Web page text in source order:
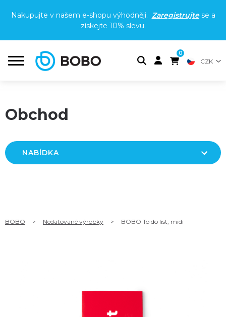
Nakupujte v našem e-shopu výhodněji. Zaregistrujtese a
získejte 10% slevu.
0
CZK
Obchod
NABÍDKA
BOBO > Nedatované výrobky > BOBO To do list, midi